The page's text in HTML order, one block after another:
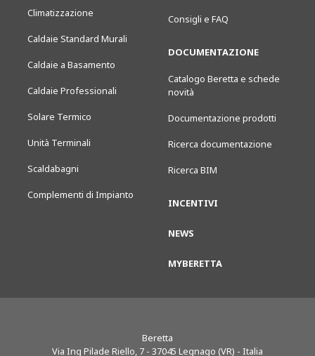
Climatizzazione
Caldaie Standard Murali
Caldaie a Basamento
Caldaie Professionali
Solare Termico
Unità Terminali
Scaldabagni
Complementi di Impianto
Consigli e FAQ
DOCUMENTAZIONE
Catalogo Beretta e schede
novità
Documentazione prodotti
Ricerca documentazione
Ricerca BIM
INCENTIVI
NEWS
MYBERETTA
Beretta
Via Ing Pilade Riello, 7 - 37045 Legnago (VR) - Italia